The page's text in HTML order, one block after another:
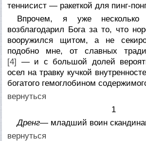
теннисист — ракеткой для пинг-
Впрочем, я уже несколько
возблагодарил Бога за то, что
вооружился щитом, а не
подобно мне, от славных
[4] — и с большой долей
осел на травку кучкой
богатого гемоглобином
вернуться
1
Дренг— младший воин
вернуться